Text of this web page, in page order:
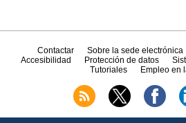
Contactar Sobre la sede electrónica
Accesibilidad
Protección de datos
Tutoriales
Empleo en